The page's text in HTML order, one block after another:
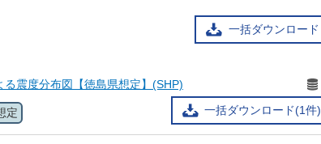
一括ダウンロード
震度分布図【徳島県想定】(SHP)
一括ダウンロード(1件)
定